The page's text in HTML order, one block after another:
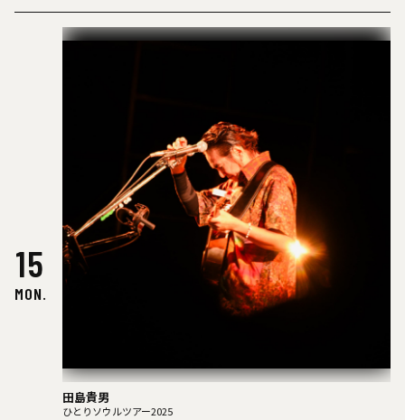
15
MON.
田島貴男
ひとりソウルツアー2025